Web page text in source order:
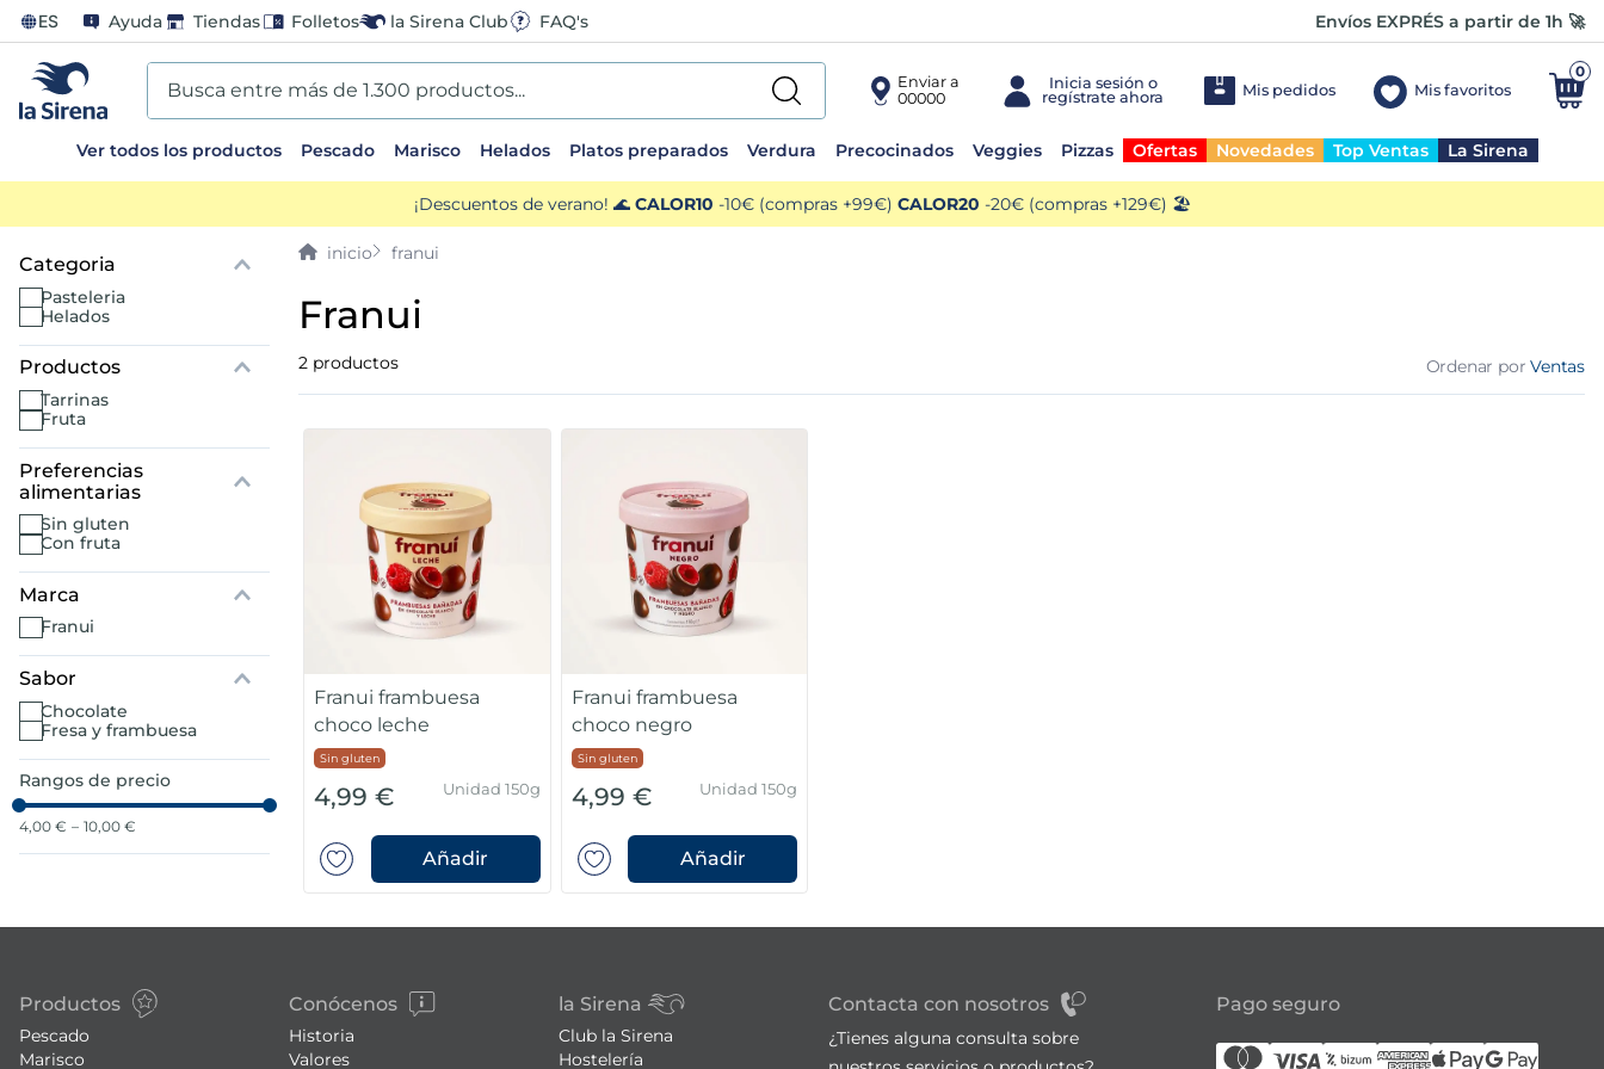
ES Ayuda Tiendas Folletos la Sirena Club FAQ's Envíos EXPRÉS a partir de 1h 🚀
Busca entre más de 1.300 productos...
Enviar a
00000
Mis pedidos Mis favoritos
0
Ver todos los productos Pescado Marisco Helados Platos preparados Verdura Precocinados Veggies Pizzas Ofertas Novedades Top Ventas La Sirena
¡Descuentos de verano! 🌊 CALOR10 -10€ (compras +99€) CALOR20 -20€ (compras +129€) 🏖️
pasteleria
helados
tarrinas
fruta
sin gluten
con fruta
Marca
franui
Sabor
chocolate
fresa y frambuesa
Rangos de precio
4,00 € – 10,00 €
franui
franui
2 productos Ordenar por Ventas
Franui frambuesa
choco leche
Sin gluten
4,99 € Unidad 150g
Añadir
Franui frambuesa
choco negro
Sin gluten
4,99 € Unidad 150g
Añadir
Productos
Pescado
Marisco
Conócenos
Historia
Valores
la Sirena
Club la Sirena
Hostelería
Contacta con nosotros
¿Tienes alguna consulta sobre
Pago seguro
TÉRMINOS MÁS BUSCADOS
1. helados sirena
2. gambas
3. patatas
4. gamba
5. verduras
6. croquetas
9 sushi
10. listísimos